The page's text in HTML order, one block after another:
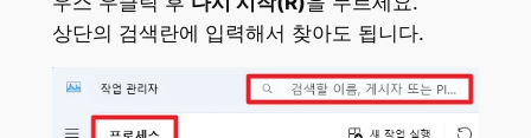
상단의 검색란에 입력해서 찾아도 됩니다.